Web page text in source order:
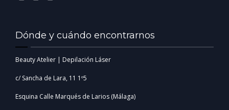
Dónde y cuándo encontrarnos
Beauty Atelier | Depilación Láser
c/ Sancha de Lara, 11 1º5
Esquina Calle Marqués de Larios (Málaga)